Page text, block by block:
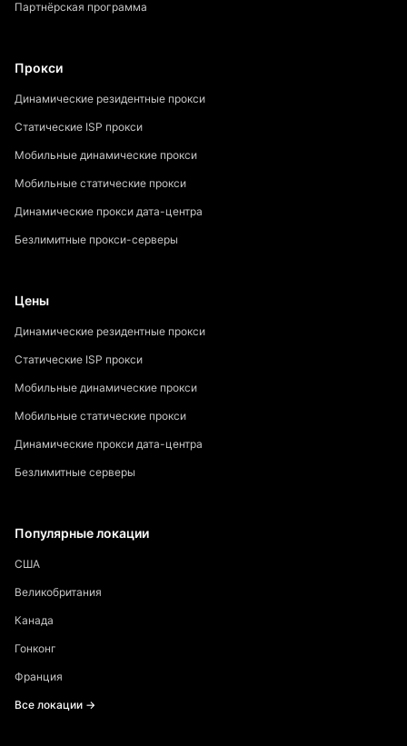
Партнёрская программа
Прокси
Динамические резидентные прокси
Статические ISP прокси
Мобильные динамические прокси
Мобильные статические прокси
Динамические прокси дата-центра
Безлимитные прокси-серверы
Цены
Динамические резидентные прокси
Статические ISP прокси
Мобильные динамические прокси
Мобильные статические прокси
Динамические прокси дата-центра
Безлимитные серверы
Популярные локации
США
Великобритания
Канада
Гонконг
Франция
Все локации →